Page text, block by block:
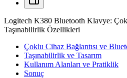
Logitech K380 Bluetooth Klavye:
Taşınabilirlik Özellikleri
Çoklu Cihaz Bağlantısı ve
Taşınabilirlik ve Tasarım
Kullanım Alanları ve Pratiklik
Sonuç